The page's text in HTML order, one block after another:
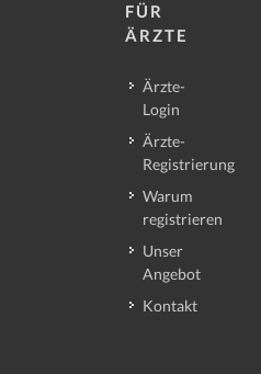
FÜR
ÄRZTE
Ärzte-
Login
Ärzte-
Registrierung
Warum
registrieren
Unser
Angebot
Kontakt